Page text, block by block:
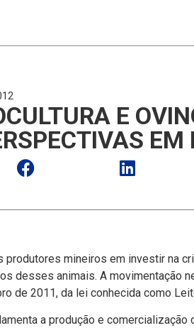
E
produtores mineiros em investir na
desses animais. A movimentação
de 2011, da lei conhecida como
a produção e